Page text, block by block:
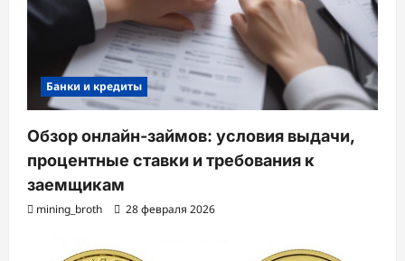
Банки и кредиты
Обзор онлайн-займов: условия выдачи,
процентные ставки и требования к
заемщикам
mining_broth 28 февраля 2026